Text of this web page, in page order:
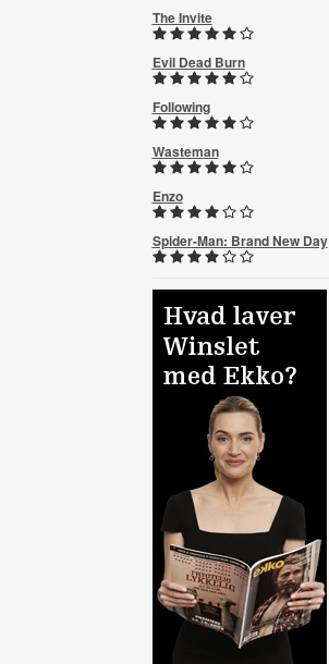
The Invite
Evil Dead Burn
Following
Wasteman
Enzo
Spider-Man: Brand New Day